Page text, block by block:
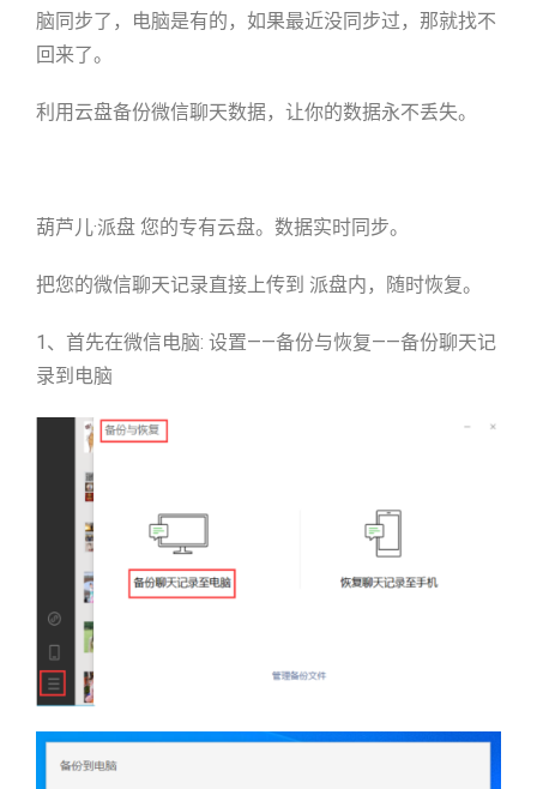
脑同步了，电脑是有的，如果最近没同步过，那就找不
回来了。
利用云盘备份微信聊天数据，让你的数据永不丢失。
葫芦儿·派盘 您的专有云盘。数据实时同步。
把您的微信聊天记录直接上传到 派盘内，随时恢复。
1、首先在微信电脑: 设置——备份与恢复——备份聊天记
录到电脑